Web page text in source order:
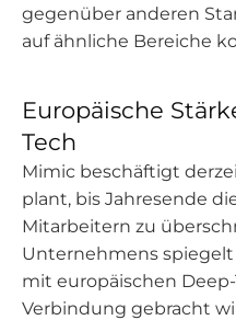
gegenüber anderen
auf ähnliche Bereiche
Europäische
Tech
Mimic beschäftigt
plant, bis Jahresende
Mitarbeitern zu
Unternehmens
mit europäischen
Verbindung gebracht